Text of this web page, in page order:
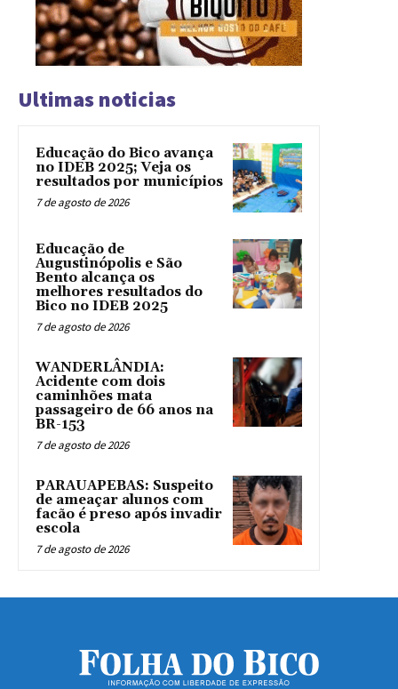
Ultimas noticias
Educação do Bico avança
no IDEB 2025; Veja os
resultados por municípios
7 de agosto de 2026
Educação de
Augustinópolis e São
Bento alcança os
melhores resultados do
Bico no IDEB 2025
7 de agosto de 2026
WANDERLÂNDIA:
Acidente com dois
caminhões mata
passageiro de 66 anos na
BR-153
7 de agosto de 2026
PARAUAPEBAS: Suspeito
de ameaçar alunos com
facão é preso após invadir
escola
7 de agosto de 2026